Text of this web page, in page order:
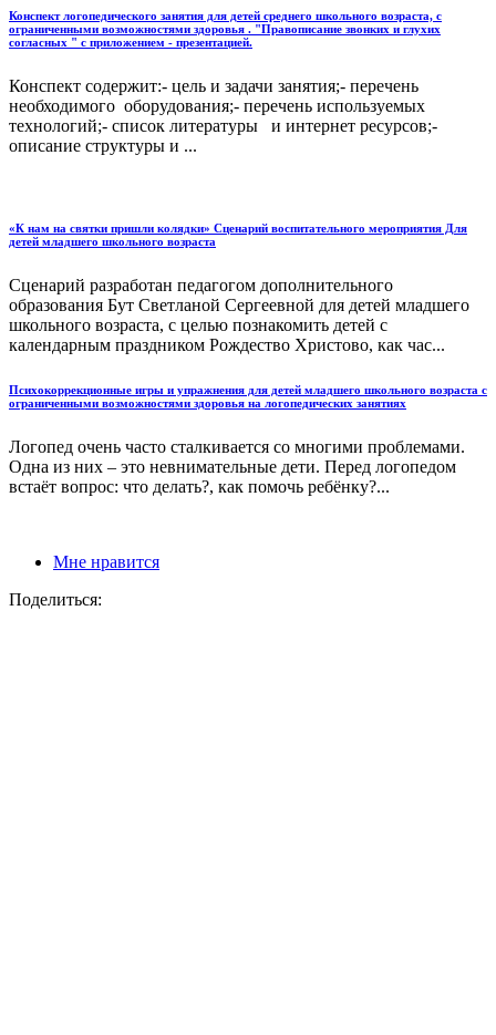
Конспект логопедического занятия для детей среднего школьного возраста, с
ограниченными возможностями здоровья . "Правописание звонких и глухих
согласных " с приложением - презентацией.
Конспект содержит:- цель и задачи занятия;- перечень
необходимого оборудования;- перечень используемых
технологий;- список литературы и интернет ресурсов;-
описание структуры и ...
«К нам на святки пришли колядки» Сценарий воспитательного мероприятия Для
детей младшего школьного возраста
Сценарий разработан педагогом дополнительного
образования Бут Светланой Сергеевной для детей младшего
школьного возраста, с целью познакомить детей с
календарным праздником Рождество Христово, как час...
Психокоррекционные игры и упражнения для детей младшего школьного возраста с
ограниченными возможностями здоровья на логопедических занятиях
Логопед очень часто сталкивается со многими проблемами.
Одна из них – это невнимательные дети. Перед логопедом
встаёт вопрос: что делать?, как помочь ребёнку?...
Мне нравится
Поделиться: